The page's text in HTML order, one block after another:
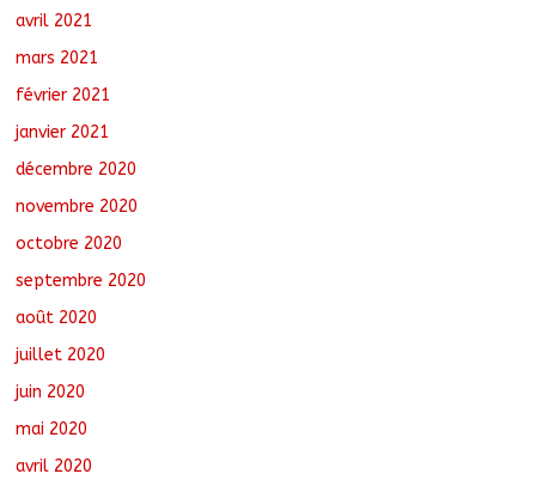
avril 2021
mars 2021
février 2021
janvier 2021
décembre 2020
novembre 2020
octobre 2020
septembre 2020
août 2020
juillet 2020
juin 2020
mai 2020
avril 2020